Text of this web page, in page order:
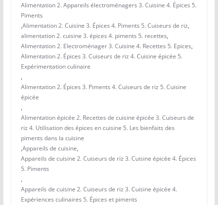
Alimentation 2. Appareils électroménagers 3. Cuisine 4. Épices 5.
Piments
,Alimentation 2. Cuisine 3. Épices 4. Piments 5. Cuiseurs de riz,
alimentation 2. cuisine 3. épices 4. piments 5. recettes,
Alimentation 2. Electroménager 3. Cuisine 4. Recettes 5. Epices,
Alimentation 2. Épices 3. Cuiseurs de riz 4. Cuisine épicée 5.
Expérimentation culinaire
,
Alimentation 2. Épices 3. Piments 4. Cuiseurs de riz 5. Cuisine
épicée
,
Alimentation épicée 2. Recettes de cuisine épicée 3. Cuiseurs de
riz 4. Utilisation des épices en cuisine 5. Les bienfaits des
piments dans la cuisine
,Appareils de cuisine,
Appareils de cuisine 2. Cuiseurs de riz 3. Cuisine épicée 4. Épices
5. Piments
,
Appareils de cuisine 2. Cuiseurs de riz 3. Cuisine épicée 4.
Expériences culinaires 5. Épices et piments